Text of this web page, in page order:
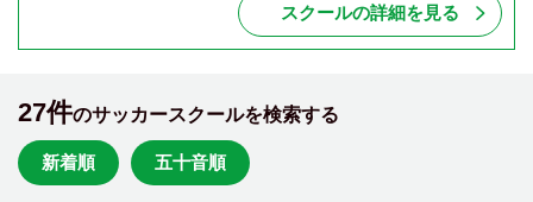
スクールの詳細を見る
27件のサッカースクールを検索する
新着順 五十音順